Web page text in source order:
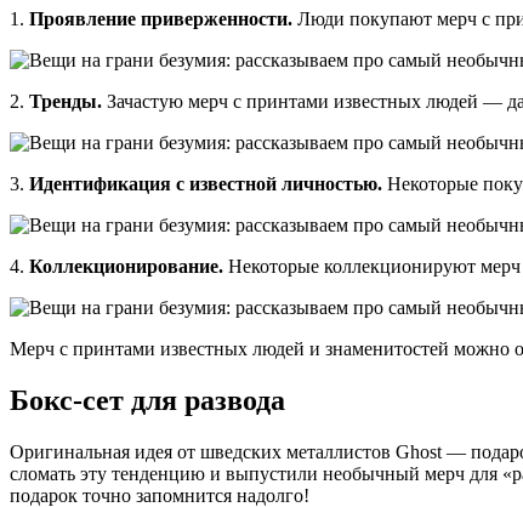
1. Проявление приверженности. Люди покупают мерч с
2. Тренды. Зачастую мерч с принтами известных людей —
3. Идентификация с известной личностью. Некоторые
4. Коллекционирование. Некоторые коллекционируют мерч
Мерч с принтами известных людей и знаменитостей можно
Бокс-сет для развода
Оригинальная идея от шведских металлистов Ghost —
сломать эту тенденцию и выпустили необычный мерч для
подарок точно запомнится надолго!